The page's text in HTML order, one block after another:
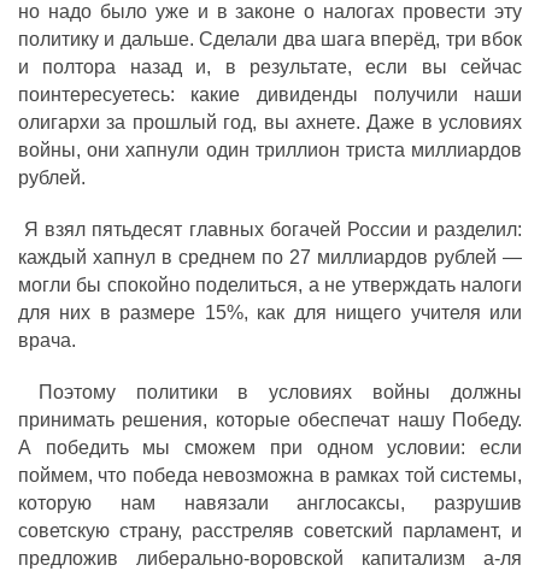
но надо было уже и в законе о налогах провести эту
политику и дальше. Сделали два шага вперёд, три вбок
и полтора назад и, в результате, если вы сейчас
поинтересуетесь: какие дивиденды получили наши
олигархи за прошлый год, вы ахнете. Даже в условиях
войны, они хапнули один триллион триста миллиардов
рублей.
Я взял пятьдесят главных богачей России и разделил:
каждый хапнул в среднем по 27 миллиардов рублей —
могли бы спокойно поделиться, а не утверждать налоги
для них в размере 15%, как для нищего учителя или
врача.
Поэтому политики в условиях войны должны
принимать решения, которые обеспечат нашу Победу.
А победить мы сможем при одном условии: если
поймем, что победа невозможна в рамках той системы,
которую нам навязали англосаксы, разрушив
советскую страну, расстреляв советский парламент, и
предложив либерально-воровской капитализм а-ля